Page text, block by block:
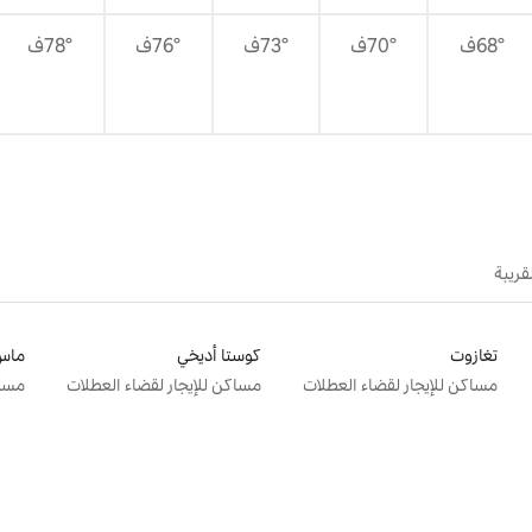
68°ف 70°ف 73°ف 76°ف 78°ف
تغازوت
مساكن للإيجار لقضاء العطلات
كوستا أديخي
مساكن للإيجار لقضاء العطلات